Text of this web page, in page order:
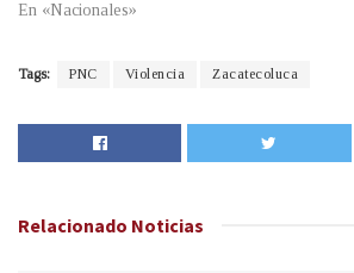
En «Nacionales»
Tags: PNC Violencia Zacatecoluca
Relacionado Noticias